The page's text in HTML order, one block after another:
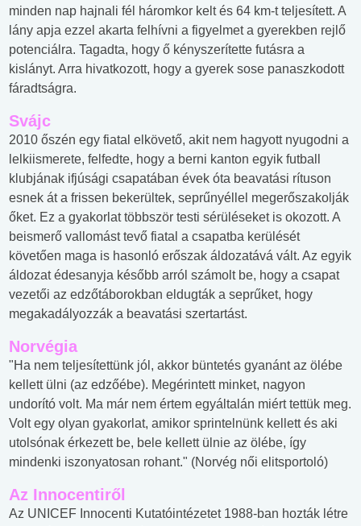
minden nap hajnali fél háromkor kelt és 64 km-t teljesített. A
lány apja ezzel akarta felhívni a figyelmet a gyerekben rejlő
potenciálra. Tagadta, hogy ő kényszerítette futásra a
kislányt. Arra hivatkozott, hogy a gyerek sose panaszkodott
fáradtságra.
Svájc
2010 őszén egy fiatal elkövető, akit nem hagyott nyugodni a
lelkiismerete, felfedte, hogy a berni kanton egyik futball
klubjának ifjúsági csapatában évek óta beavatási rítuson
esnek át a frissen bekerültek, seprűnyéllel megerőszakolják
őket. Ez a gyakorlat többször testi sérüléseket is okozott. A
beismerő vallomást tevő fiatal a csapatba kerülését
követően maga is hasonló erőszak áldozatává vált. Az egyik
áldozat édesanyja később arról számolt be, hogy a csapat
vezetői az edzőtáborokban eldugták a seprűket, hogy
megakadályozzák a beavatási szertartást.
Norvégia
"Ha nem teljesítettünk jól, akkor büntetés gyanánt az ölébe
kellett ülni (az edzőébe). Megérintett minket, nagyon
undorító volt. Ma már nem értem egyáltalán miért tettük meg.
Volt egy olyan gyakorlat, amikor sprintelnünk kellett és aki
utolsónak érkezett be, bele kellett ülnie az ölébe, így
mindenki iszonyatosan rohant." (Norvég női elitsportoló)
Az Innocentiről
Az UNICEF Innocenti Kutatóintézetet 1988-ban hozták létre